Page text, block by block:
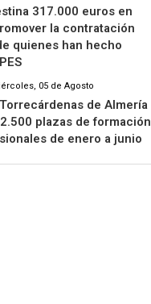
317.000 euros en
la contratación
quienes han hecho
05 de Agosto
de Almería
plazas de formación
de enero a junio